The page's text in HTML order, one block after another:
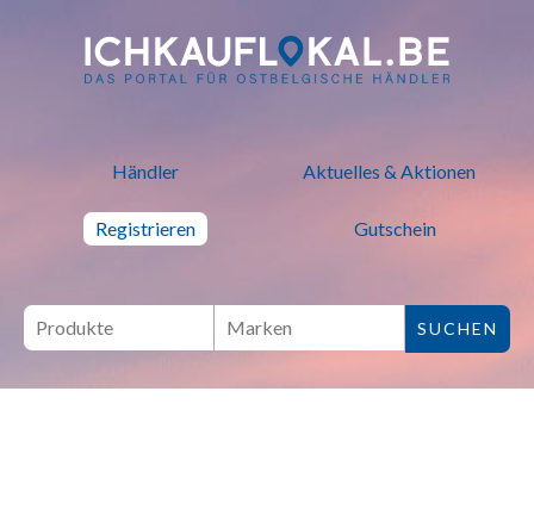
ich kauf lokal - Bei lokalen
Händler Aktuelles & Aktionen
Registrieren Gutschein